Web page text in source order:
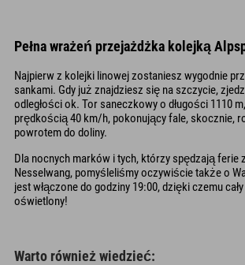
Pełna wrażeń przejażdżka kolejką
Najpierw z kolejki linowej zostaniesz wygodnie
sankami. Gdy już znajdziesz się na szczycie,
odległości ok. Tor saneczkowy o długości 1110
prędkością 40 km/h, pokonujący fale, skocznie,
powrotem do doliny.
Dla nocnych marków i tych, którzy spędzają ferie
Nesselwang, pomyśleliśmy oczywiście także o
jest włączone do godziny 19:00, dzięki czemu
oświetlony!
Warto również wiedzieć: